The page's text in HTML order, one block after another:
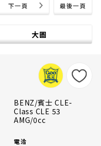
最後一頁
下一頁
大圖
BENZ/賓士 CLE-
Class CLE 53
AMG/0cc
電洽